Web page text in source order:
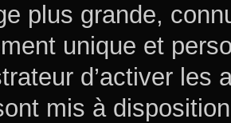
plus grande,
unique et
d’activer
mis à